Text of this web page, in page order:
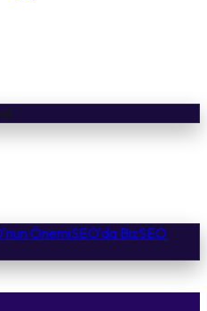
ÖnemiSEO'da BizSEO